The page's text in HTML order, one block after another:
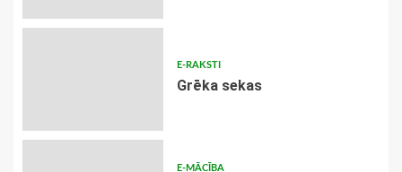
E-RAKSTI
Grēka sekas
E-MĀCĪBA